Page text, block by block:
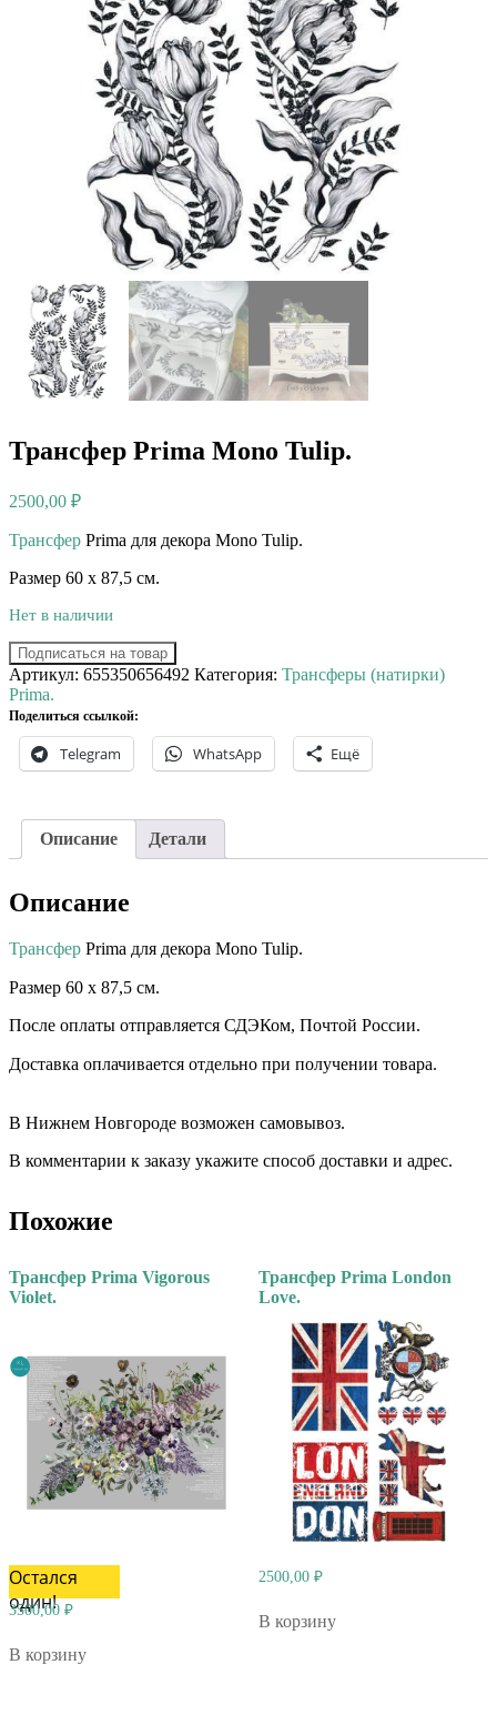
Трансфер Prima Mono Tulip.
2500,00 ₽
Трансфер Prima для декора Mono Tulip.
Размер 60 х 87,5 см.
Нет в наличии
Подписаться на товар
Артикул: 655350656492 Категория: Трансферы (натирки)
Prima.
Поделиться ссылкой:
Telegram WhatsApp Ещё
Описание Детали
Описание
Трансфер Prima для декора Mono Tulip.
Размер 60 х 87,5 см.⠀ ⠀⠀
После оплаты отправляется СДЭКом, Почтой России.
Доставка оплачивается отдельно при получении товара. ⠀⠀
В Нижнем Новгороде возможен самовывоз.
В комментарии к заказу укажите способ доставки и адрес.
Похожие
Трансфер Prima Vigorous
Violet.
Остался
один!
3500,00 ₽
В корзину
Трансфер Prima London
Love.
2500,00 ₽
В корзину